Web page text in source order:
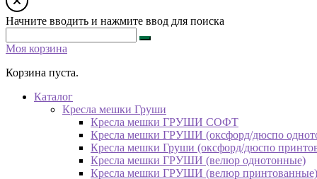
Начните вводить и нажмите ввод для поиска
Моя корзина
Корзина пуста.
Каталог
Кресла мешки Груши
Кресла мешки ГРУШИ СОФТ
Кресла мешки ГРУШИ (оксфорд/дюспо
Кресла мешки Груши (оксфорд/дюспо
Кресла мешки ГРУШИ (велюр однотонные)
Кресла мешки ГРУШИ (велюр принтованные)